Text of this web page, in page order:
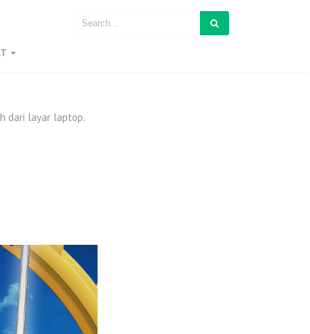
dari layar laptop.